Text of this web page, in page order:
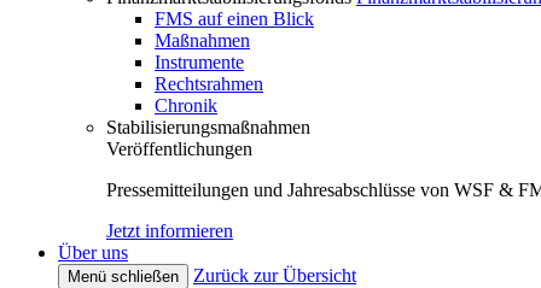
FMS auf einen Blick
Maßnahmen
Instrumente
Rechtsrahmen
Chronik
Stabilisierungsmaßnahmen
Veröffentlichungen
Pressemitteilungen und Jahresabschlüsse von WSF &
Jetzt informieren
Über uns
Menü schließen
Zurück zur Übersicht